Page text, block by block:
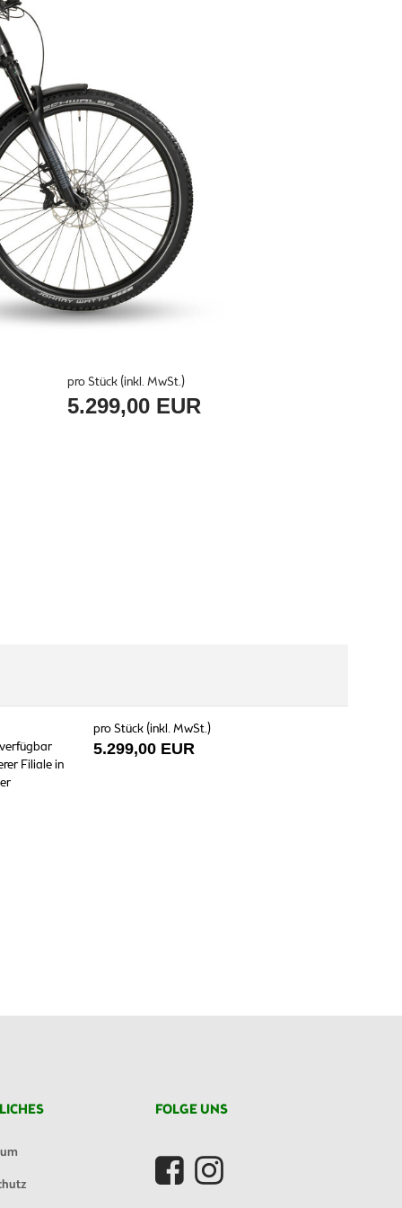
pro Stück (inkl. MwSt.)
5.299,00 EUR
Filiale in
pro Stück (inkl. MwSt.)
5.299,00 EUR
FOLGE UNS